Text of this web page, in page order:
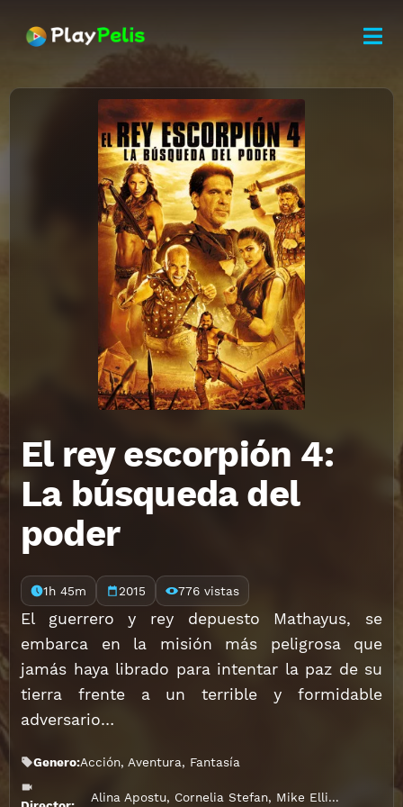
El rey escorpión 4:
La búsqueda del
poder
1h 45m 2015 776 vistas
El guerrero y rey depuesto Mathayus, se
embarca en la misión más peligrosa que
jamás haya librado para intentar la paz de su
tierra frente a un terrible y formidable
adversario…
Genero:Acción, Aventura, Fantasía
Alina Apostu, Cornelia Stefan, Mike Elliott